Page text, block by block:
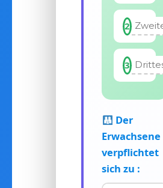
2
3
Der
Erwachsene
verpflichtet
sich zu :